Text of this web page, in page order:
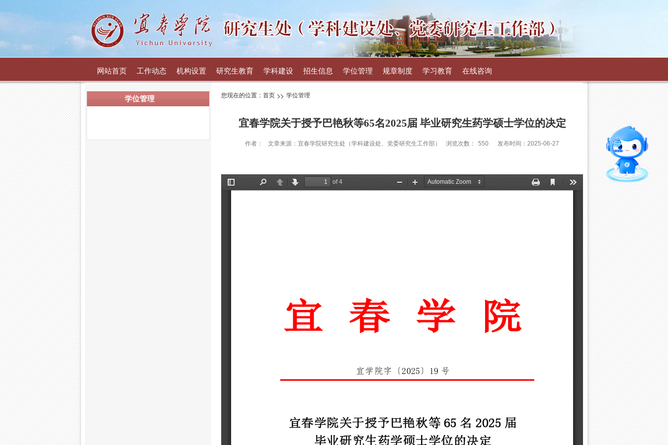
网站首页 工作动态 机构设置 研究生教育 学科建设 招生信息 学位管理 规章制度 学习教育 在线咨询
学位管理 您现在的位置： 首页 学位管理
宜春学院关于授予巴艳秋等65名2025届 毕业研究生药学硕士学位的决定
作者： 文章来源：宜春学院研究生处（学科建设处、党委研究生工作部） 浏览次数： 550 发布时间：2025-06-27
智能问答